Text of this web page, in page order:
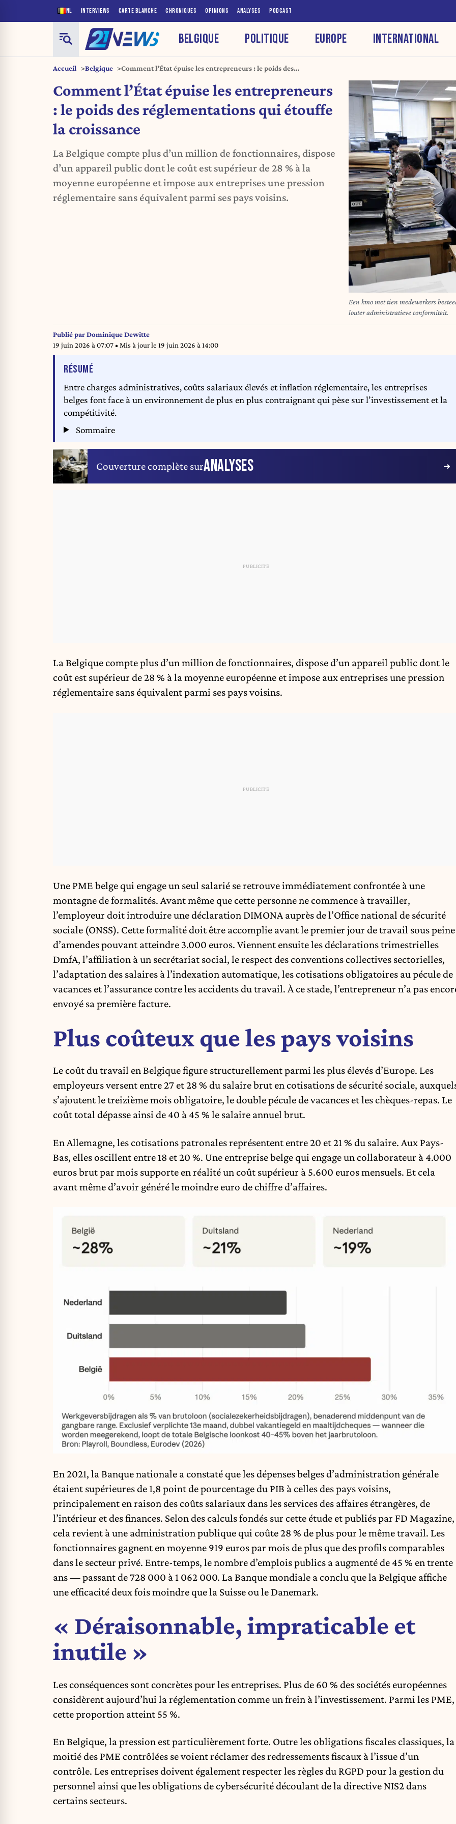
NL INTERVIEWS CARTE BLANCHE CHRONIQUES OPINIONS ANALYSES PODCAST
BELGIQUE POLITIQUE EUROPE INTERNATIONAL
Accueil Belgique
Comment l’État épuise les entrepreneurs : le poids des
Comment l’État épuise les entrepreneurs
: le poids des réglementations qui étouffe
la croissance
La Belgique compte plus d’un million de fonctionnaires, dispose
d’un appareil public dont le coût est supérieur de 28 % à la
moyenne européenne et impose aux entreprises une pression
réglementaire sans équivalent parmi ses pays voisins.
Een kmo met tien medewerkers
louter administratieve conformiteit.
Publié parDominique Dewitte
19 juin 2026 à 07:07• Mis à jour le 19 juin 2026 à 14:00
RÉSUMÉDE L'ARTICLE
Entre charges administratives, coûts salariaux élevés et inflation réglementaire, les entreprises
belges font face à un environnement de plus en plus contraignant qui pèse sur l’investissement et la
compétitivité.
Sommaire
Couverture complète surANALYSES
La Belgique compte plus d’un million defonctionnaires, dispose d’un appareil public dont le
coût est supérieur de 28 % à la moyenne européenne et impose aux entreprises une pression
réglementaire sans équivalent parmi ses pays voisins.
Une PME belge qui engage un seul salarié se retrouve immédiatement confrontée à une
montagne de formalités. Avant même que cette personne ne commence à travailler,
l’employeur doit introduire une déclaration DIMONA auprès de l’Office national de sécurité
sociale (ONSS). Cette formalité doit être accomplie avant le premier jour de travail sous peine
d’amendes pouvant atteindre 3.000 euros. Viennent ensuite les déclarations trimestrielles
DmfA, l’affiliation à un secrétariat social, le respect des conventions collectives sectorielles,
l’adaptation des salaires à l’indexation automatique, les cotisations obligatoires au pécule de
vacances et l’assurance contre les accidents du travail. À ce stade, l’entrepreneur n’a pas
envoyé sa première facture.
Plus coûteux que les pays voisins
Le coût du travail en Belgique figure structurellement parmi les plus élevés d’Europe. Les
employeurs versent entre 27 et 28 % du salaire brut en cotisations de sécurité sociale,
s’ajoutent le treizième mois obligatoire, le double pécule de vacances et les chèques-repas. Le
coût total dépasse ainsi de 40 à 45 % le salaire annuel brut.
En Allemagne, les cotisations patronales représentent entre 20 et 21 % du salaire. Aux Pays-
Bas, elles oscillent entre 18 et 20 %. Une entreprise belge qui engage un collaborateur à 4.000
euros brut par mois supporte en réalité un coût supérieur à 5.600 euros mensuels. Et cela
avant même d’avoir généré le moindre euro de chiffre d’affaires.
En 2021, la Banque nationale a constaté que les dépenses belges d’administration générale
étaient supérieures de 1,8 point de pourcentage du PIB à celles des pays voisins,
principalement en raison des coûts salariaux dans les services des affaires étrangères, de
l’intérieur et des finances. Selon des calculs fondés sur cette étude etpubliés par FD Magazine,
cela revient à une administration publique qui coûte 28 % de plus pour le même travail. Les
fonctionnaires gagnent en moyenne 919 euros par mois de plus que des profils comparables
dans le secteur privé. Entre-temps, le nombre d’emplois publics a augmenté de 45 % en trente
ans — passant de 728 000 à 1 062 000. La Banque mondiale a conclu que la Belgique affiche
une efficacité deux fois moindre que la Suisse ou le Danemark.
« Déraisonnable, impraticable et
inutile »
Les conséquences sont concrètes pour les entreprises. Plus de 60 % des sociétés européennes
considèrent aujourd’hui la réglementation comme un frein à l’investissement. Parmi les PME,
cette proportion atteint 55 %.
En Belgique, la pression est particulièrement forte. Outre les obligations fiscales classiques, la
moitié des PME contrôlées se voient réclamer des redressements fiscaux à l’issue d’un
contrôle. Les entreprises doivent également respecter les règles du RGPD pour la gestion du
personnel ainsi que les obligations de cybersécurité découlant de la directive NIS2 dans
certains secteurs.